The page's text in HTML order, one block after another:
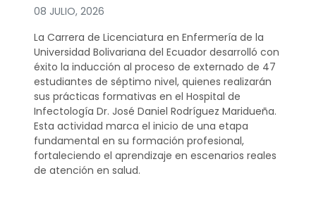
08 JULIO, 2026
La Carrera de Licenciatura en Enfermería de la
Universidad Bolivariana del Ecuador desarrolló con
éxito la inducción al proceso de externado de 47
estudiantes de séptimo nivel, quienes realizarán
sus prácticas formativas en el Hospital de
Infectología Dr. José Daniel Rodríguez Maridueña.
Esta actividad marca el inicio de una etapa
fundamental en su formación profesional,
fortaleciendo el aprendizaje en escenarios reales
de atención en salud.